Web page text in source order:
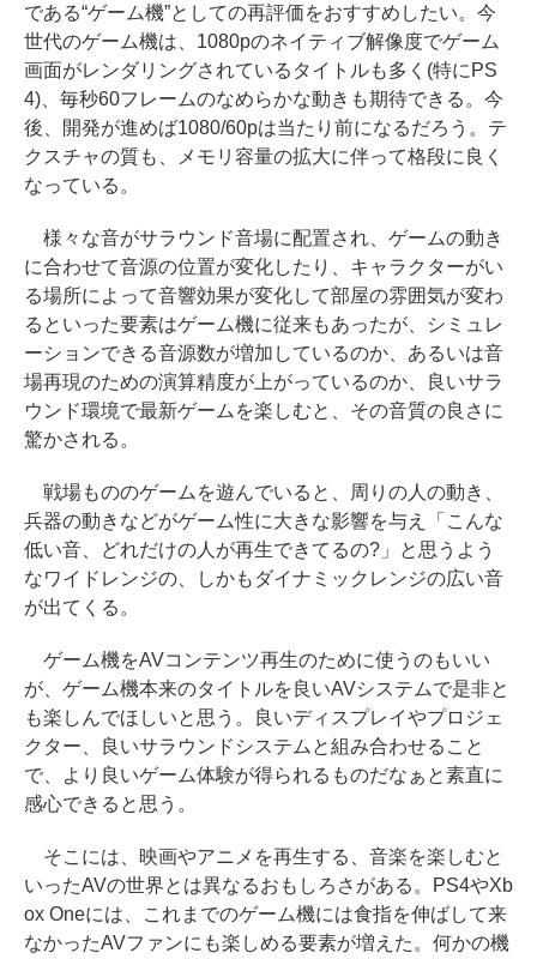
である“ゲーム機”としての再評価をおすすめしたい。今
世代のゲーム機は、1080pのネイティブ解像度でゲーム
画面がレンダリングされているタイトルも多く(特にPS
4)、毎秒60フレームのなめらかな動きも期待できる。今
後、開発が進めば1080/60pは当たり前になるだろう。テ
クスチャの質も、メモリ容量の拡大に伴って格段に良く
なっている。
様々な音がサラウンド音場に配置され、ゲームの動き
に合わせて音源の位置が変化したり、キャラクターがい
る場所によって音響効果が変化して部屋の雰囲気が変わ
るといった要素はゲーム機に従来もあったが、シミュレ
ーションできる音源数が増加しているのか、あるいは音
場再現のための演算精度が上がっているのか、良いサラ
ウンド環境で最新ゲームを楽しむと、その音質の良さに
驚かされる。
戦場もののゲームを遊んでいると、周りの人の動き、
兵器の動きなどがゲーム性に大きな影響を与え「こんな
低い音、どれだけの人が再生できてるの?」と思うよう
なワイドレンジの、しかもダイナミックレンジの広い音
が出てくる。
ゲーム機をAVコンテンツ再生のために使うのもいい
が、ゲーム機本来のタイトルを良いAVシステムで是非と
も楽しんでほしいと思う。良いディスプレイやプロジェ
クター、良いサラウンドシステムと組み合わせること
で、より良いゲーム体験が得られるものだなぁと素直に
感心できると思う。
そこには、映画やアニメを再生する、音楽を楽しむと
いったAVの世界とは異なるおもしろさがある。PS4やXb
ox Oneには、これまでのゲーム機には食指を伸ばして来
なかったAVファンにも楽しめる要素が増えた。何かの機